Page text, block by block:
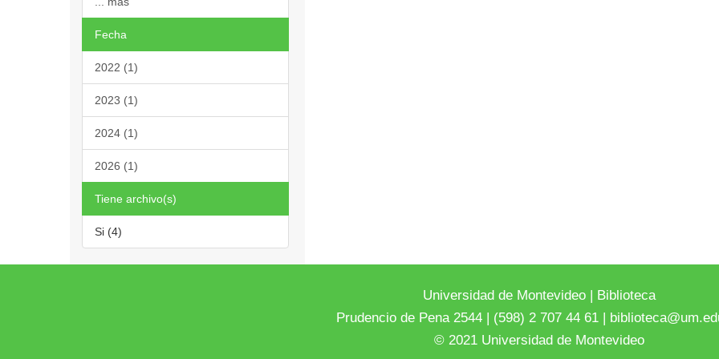
Fecha
2022 (1)
2023 (1)
2024 (1)
2026 (1)
Tiene archivo(s)
Si (4)
Universidad de Montevideo | Biblioteca
Prudencio de Pena 2544 | (598) 2 707 44 61 |
© 2021 Universidad de Montevideo